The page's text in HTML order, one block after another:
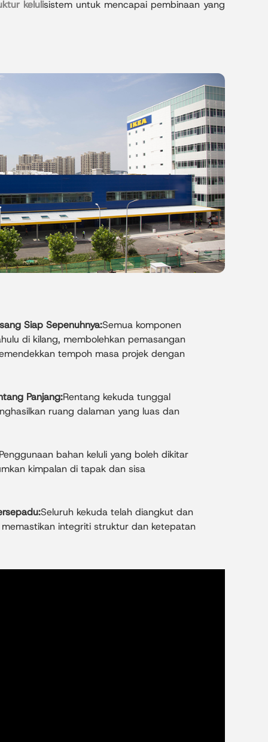
kelulisistem untuk mencapai pembinaan yang
Siap Sepenuhnya:Semua komponen
di kilang, membolehkan pemasangan
tempoh masa projek dengan
Panjang:Rentang kekuda tunggal
ruang dalaman yang luas dan
Penggunaan bahan keluli yang boleh dikitar
kimpalan di tapak dan sisa
Seluruh kekuda telah diangkut dan
integriti struktur dan ketepatan